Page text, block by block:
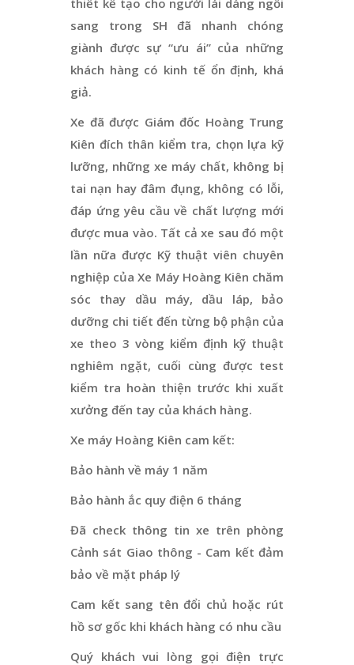
sang trong SH đã nhanh chóng
giành được sự “ưu ái” của những
khách hàng có kinh tế ổn định, khá
giả.
Xe đã được Giám đốc Hoàng Trung
Kiên đích thân kiểm tra, chọn lựa kỹ
lưỡng, những xe máy chất, không bị
tai nạn hay đâm đụng, không có lỗi,
đáp ứng yêu cầu về chất lượng mới
được mua vào. Tất cả xe sau đó một
lần nữa được Kỹ thuật viên chuyên
nghiệp của Xe Máy Hoàng Kiên chăm
sóc thay dầu máy, dầu láp, bảo
dưỡng chi tiết đến từng bộ phận của
xe theo 3 vòng kiểm định kỹ thuật
nghiêm ngặt, cuối cùng được test
kiểm tra hoàn thiện trước khi xuất
xưởng đến tay của khách hàng.
Xe máy Hoàng Kiên cam kết:
Bảo hành về máy 1 năm
Bảo hành ắc quy điện 6 tháng
Đã check thông tin xe trên phòng
Cảnh sát Giao thông - Cam kết đảm
bảo về mặt pháp lý
Cam kết sang tên đổi chủ hoặc rút
hồ sơ gốc khi khách hàng có nhu cầu
Quý khách vui lòng gọi điện trực